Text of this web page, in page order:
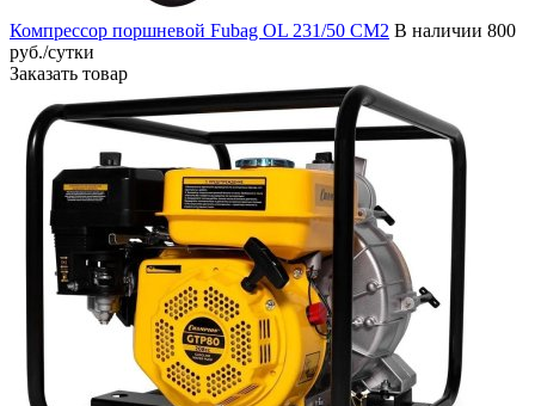
Компрессор поршневой Fubag OL 231/50 CM2 В наличии 800
руб./сутки
Заказать товар